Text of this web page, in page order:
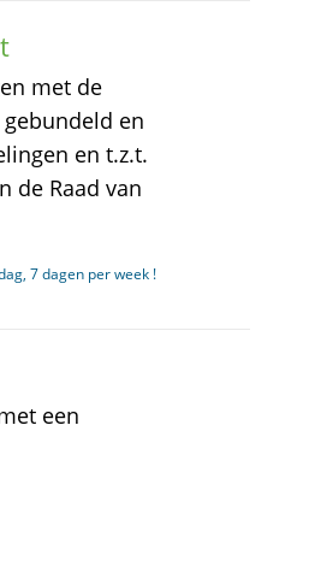
met de
en
en t.z.t.
de Raad van
7 dagen per week !
een